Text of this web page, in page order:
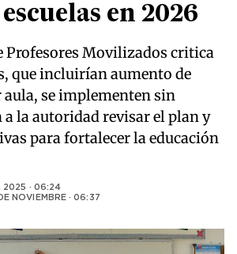
en 2026
Profesores Movilizados critica
que incluirían aumento de
se implementen sin
la autoridad revisar el plan y
para fortalecer la educación
2025 · 06:24
NOVIEMBRE · 06:37